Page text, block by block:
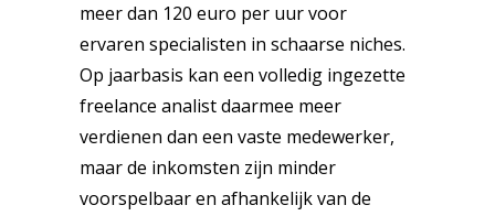
meer dan 120 euro per uur voor
ervaren specialisten in schaarse niches.
Op jaarbasis kan een volledig ingezette
freelance analist daarmee meer
verdienen dan een vaste medewerker,
maar de inkomsten zijn minder
voorspelbaar en afhankelijk van de